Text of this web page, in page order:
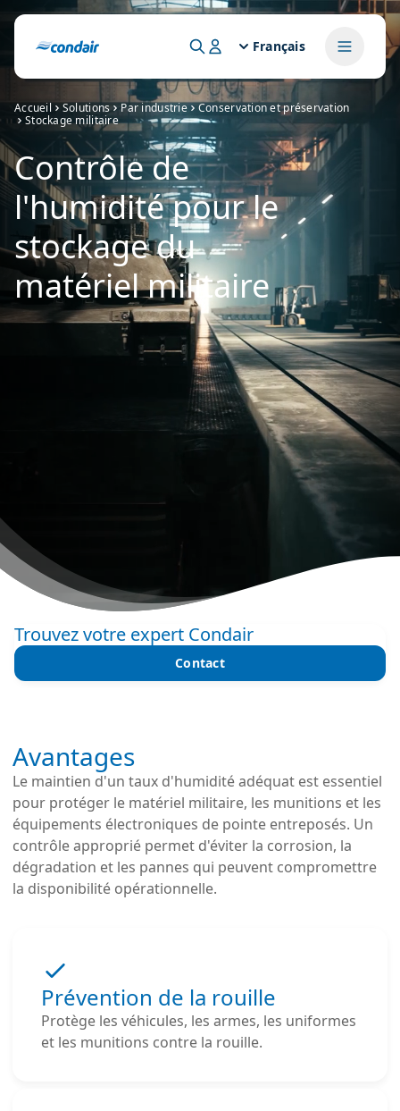
Français
Accueil Solutions Par industrie
Conservation et préservation
Stockage militaire
Contrôle de
l'humidité pour le
stockage du
matériel militaire
Trouvez votre expert Condair
Contact
Avantages
Le maintien d'un taux d'humidité adéquat est essentiel
pour protéger le matériel militaire, les munitions et les
équipements électroniques de pointe entreposés. Un
contrôle approprié permet d'éviter la corrosion, la
dégradation et les pannes qui peuvent compromettre
la disponibilité opérationnelle.
Prévention de la rouille
Protège les véhicules, les armes, les uniformes
et les munitions contre la rouille.